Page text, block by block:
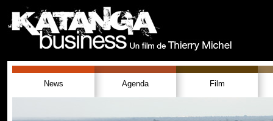
News Agenda Film